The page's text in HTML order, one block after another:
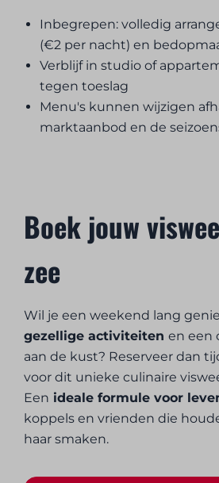
Inbegrepen: volledig
(€2 per nacht) en
Verblijf in studio of
tegen toeslag
Menu's kunnen wijzigen
marktaanbod en de
Boek jouw
zee
Wil je een weekend lang
gezellige activiteitenen een
aan de kust? Reserveer dan
voor dit unieke culinaire
Een ideale formule voor
koppels en vrienden die
haar smaken.